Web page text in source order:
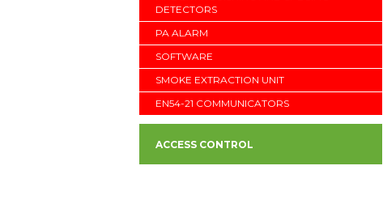
DETECTORS
PA ALARM
SOFTWARE
SMOKE EXTRACTION UNIT
EN54-21 COMMUNICATORS
ACCESS CONTROL